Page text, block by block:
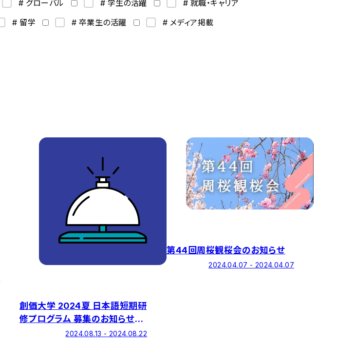
# グローバル # 学生の活躍
# 就職・キャリア
# 留学 # 卒業生の活躍
# メディア掲載
創価大学 2024夏 日本語短期研
修プログラム 募集のお知らせ
（申込期間：5/8～5/31）
2024.08.13 - 2024.08.22
第44回周桜観桜会のお知らせ
2024.04.07 - 2024.04.07